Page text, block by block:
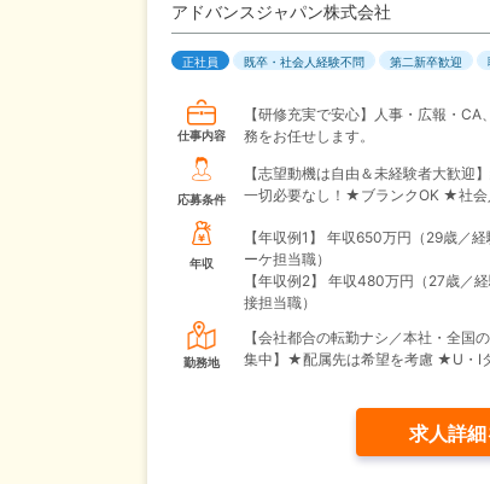
アドバンスジャパン株式会社
正社員 既卒・社会人経験不問 第二新卒歓迎
仕事内容
【研修充実で安心】人事・広報・CA
務をお任せします。
応募条件
【志望動機は自由＆未経験者大歓迎
一切必要なし！★ブランクOK ★社会
年収
【年収例1】
年収650万円（29歳／経
ーケ担当職）
【年収例2】
年収480万円（27歳／
接担当職）
勤務地
【会社都合の転勤ナシ／本社・全国
集中】★配属先は希望を考慮 ★U・I
求人詳